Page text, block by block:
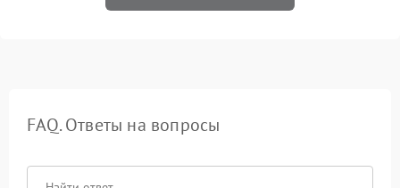
FAQ. Ответы на вопросы